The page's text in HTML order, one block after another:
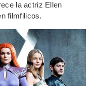
la actriz Ellen
filmfilicos.